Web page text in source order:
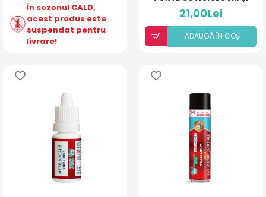
În sezonul CALD,
acest produs este
suspendat pentru
livrare!
ULEIURI ESENȚIALE
21,00Lei
ADAUGÃ ÎN COȘ